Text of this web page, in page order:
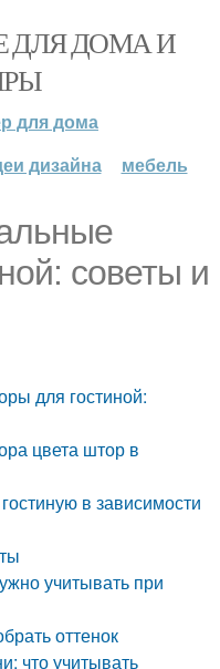
ДЛЯ ДОМА И
для дома
дизайна мебель
советы и
для гостиной:
цвета штор в
в зависимости
учитывать при
оттенок
что учитывать